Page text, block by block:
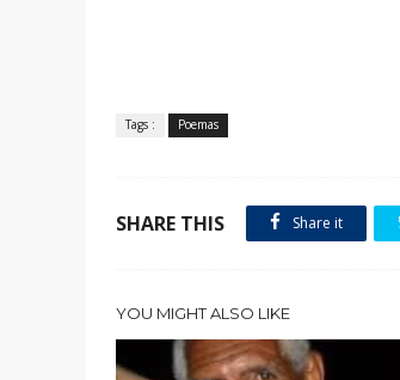
Tags : Poemas
SHARE THIS Share it
YOU MIGHT ALSO LIKE